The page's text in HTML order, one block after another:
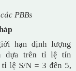
PBBs
hạn định lượng
dựa trên tỉ lệ tín
lệ S/N = 3 đến 5,